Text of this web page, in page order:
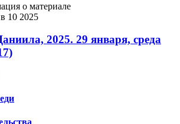
о материале
10 2025
2025. 29 января, среда